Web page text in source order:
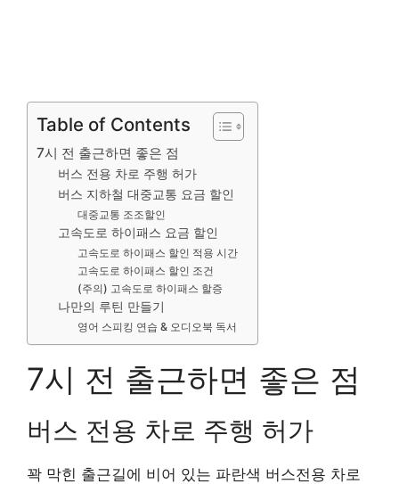
Table of Contents
7시 전 출근하면 좋은 점
버스 전용 차로 주행 허가
버스 지하철 대중교통 요금 할인
대중교통 조조할인
고속도로 하이패스 요금 할인
고속도로 하이패스 할인 적용 시간
고속도로 하이패스 할인 조건
(주의) 고속도로 하이패스 할증
나만의 루틴 만들기
영어 스피킹 연습 & 오디오북 독서
7시 전 출근하면 좋은 점
버스 전용 차로 주행 허가
꽉 막힌 출근길에 비어 있는 파란색 버스전용 차로